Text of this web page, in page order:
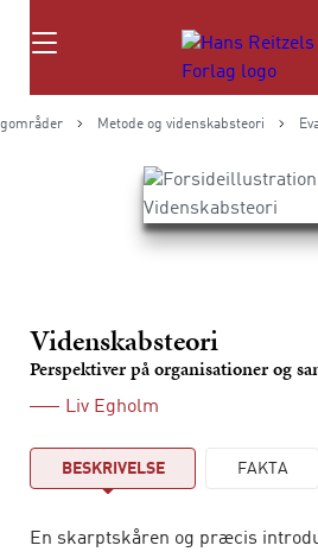
Søg
Metode og videnskabsteori
Videnskabsteori
Perspektiver på organisationer og
Liv Egholm
BESKRIVELSE FAKTA
En skarptskåren og præcis